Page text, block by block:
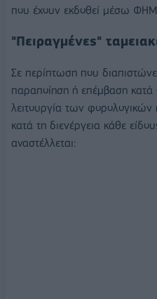
που έχουν εκδοθεί μέσω
"Πειραγμένες"
Σε περίπτωση που
παραποίηση ή επέμβαση κατά
λειτουργία των
κατά τη διενέργεια κάθε
αναστέλλεται: